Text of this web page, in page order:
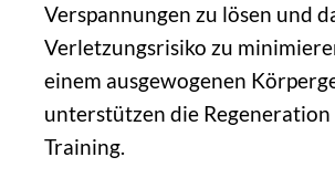
Verspannungen zu lösen und
Verletzungsrisiko zu
einem ausgewogenen
unterstützen die Regeneration
Training.